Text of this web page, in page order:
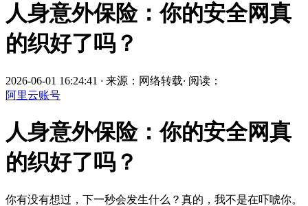
人身意外保险：你的安全网真
的织好了吗？
2026-06-01 16:24:41 · 来源：网络转载· 阅读：
阿里云账号
人身意外保险：你的安全网真
的织好了吗？
你有没有想过，下一秒会发生什么？真的，我不是在吓唬你。